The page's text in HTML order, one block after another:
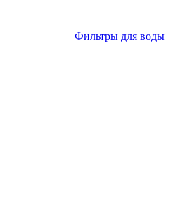
Фильтры для воды